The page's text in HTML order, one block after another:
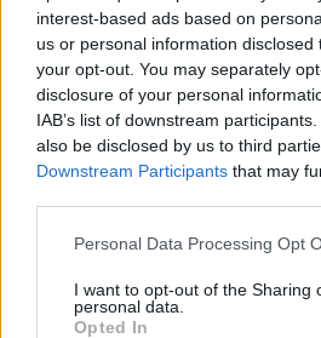
interest-based ads based on
us or personal information
your opt-out. You may separately
disclosure of your personal
IAB’s list of downstream
also be disclosed by us to third
Downstream Participants that may
Personal Data Processing Opt
I want to opt-out of the Sharing
personal data.
Opted In
médiakonszern az után döntött a
private equity cég részvényenként
vállalatra, amivel 6,8 milliárd
társaságot. A KKR eddig összesen
részvényt szerzett meg, az eddigi
KEDVES OLVASÓNK!
A keresett cikk a portfolio.hu
regisztrációhoz kötött.